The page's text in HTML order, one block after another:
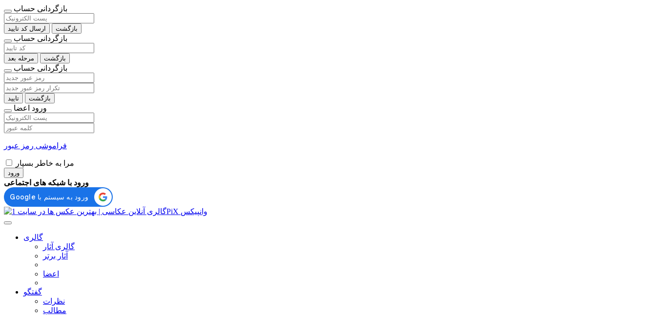
بازگردانی حساب
ارسال کد تایید بازگشت
بازگردانی حساب
مرحله بعد بازگشت
بازگردانی حساب
تایید بازگشت
ورود اعضا
فراموشی رمز عبور
مرا به خاطر بسپار
ورود
ورود با شبکه های اجتماعی
گالری
گالری آثار
آثار برتر
اعضا
گفتگو
نظرات
مطالب